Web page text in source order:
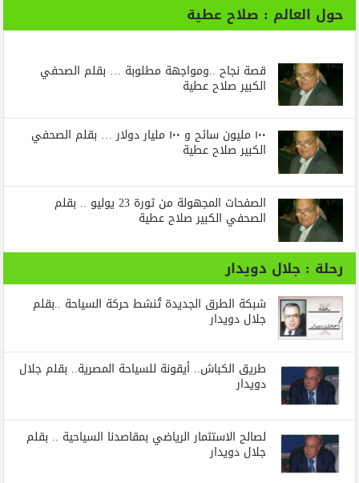
حول العالم : صلاح عطية
قصة نجاح ..ومواجهة مطلوبة … بقلم الصحفي
الكبير صلاح عطية
١٠٠ مليون سائح و ١٠٠ مليار دولار … بقلم الصحفي
الكبير صلاح عطية
الصفحات المجهولة من ثورة 23 يوليو .. بقلم
الصحفي الكبير صلاح عطية
رحلة : جلال دويدار
شبكة الطرق الجديدة تُنشط حركة السياحة ..بقلم
جلال دويدار
طريق الكباش.. أيقونة للسياحة المصرية.. بقلم جلال
دويدار
لصالح الاستثمار الرياضي بمقاصدنا السياحية .. بقلم
جلال دويدار